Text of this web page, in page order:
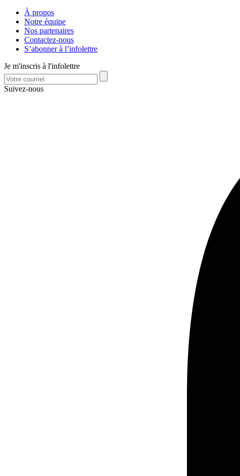
À propos
Notre équipe
Nos partenaires
Contactez-nous
S’abonner à l’infolettre
Je m'inscris à l'infolettre
Suivez-nous